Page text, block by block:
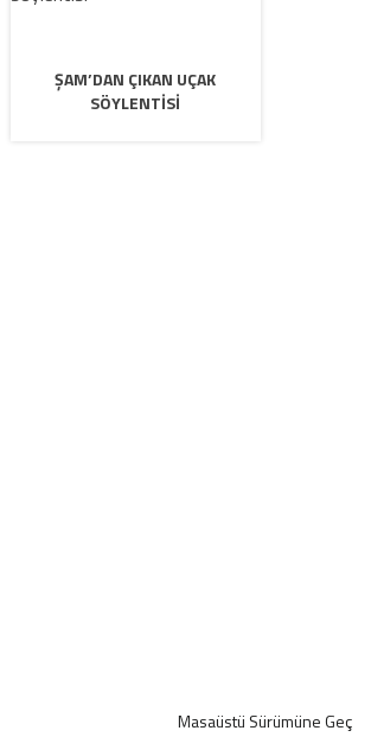
ŞAM’DAN ÇIKAN UÇAK
SÖYLENTISI
Masaüstü Sürümüne Geç